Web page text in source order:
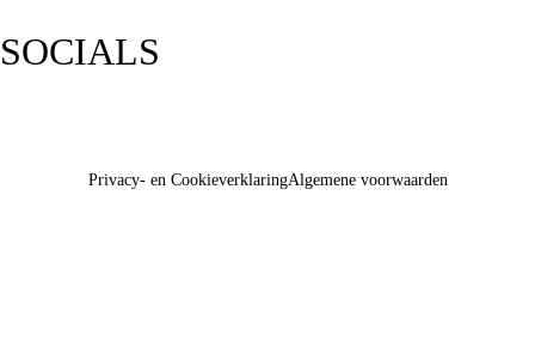
SOCIALS
Privacy- en CookieverklaringAlgemene voorwaarden